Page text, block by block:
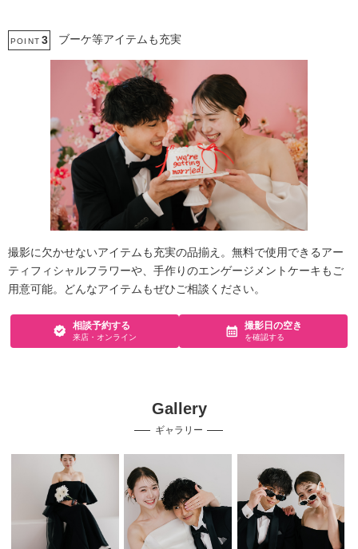
POINT 3 ブーケ等アイテムも充実
撮影に欠かせないアイテムも充実の品揃え。無料で使用できるアー
ティフィシャルフラワーや、手作りのエンゲージメントケーキもご
用意可能。どんなアイテムもぜひご相談ください。
相談予約する
来店・オンライン
撮影日の空き
を確認する
Gallery
ギャラリー